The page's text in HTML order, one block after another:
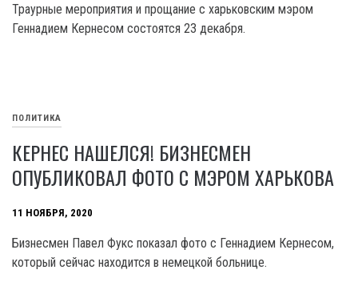
Траурные мероприятия и прощание с харьковским мэром
Геннадием Кернесом состоятся 23 декабря.
ПОЛИТИКА
КЕРНЕС НАШЕЛСЯ! БИЗНЕСМЕН
ОПУБЛИКОВАЛ ФОТО С МЭРОМ ХАРЬКОВА
11 НОЯБРЯ, 2020
Бизнесмен Павел Фукс показал фото с Геннадием Кернесом,
который сейчас находится в немецкой больнице.